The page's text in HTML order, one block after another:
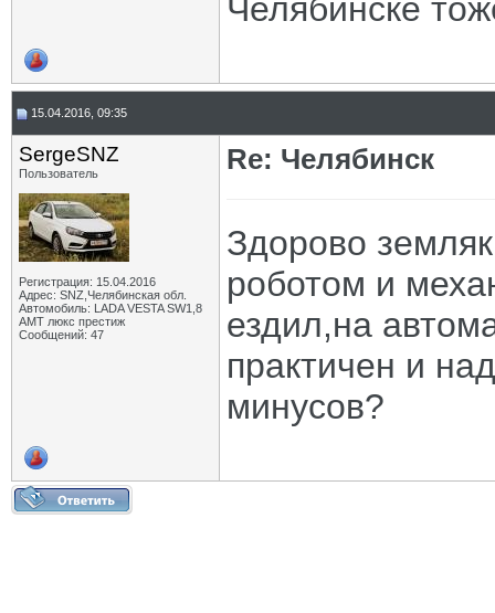
Челябинске
15.04.2016, 09:35
SergeSNZ
Пользователь
Регистрация: 15.04.2016
Адрес: SNZ,Челябинская обл.
Автомобиль: LADA VESTA SW1,8
AMT люкс престиж
Сообщений: 47
Re: Челябинск
Здорово
роботом и
ездил,на
практичен и
минусов?